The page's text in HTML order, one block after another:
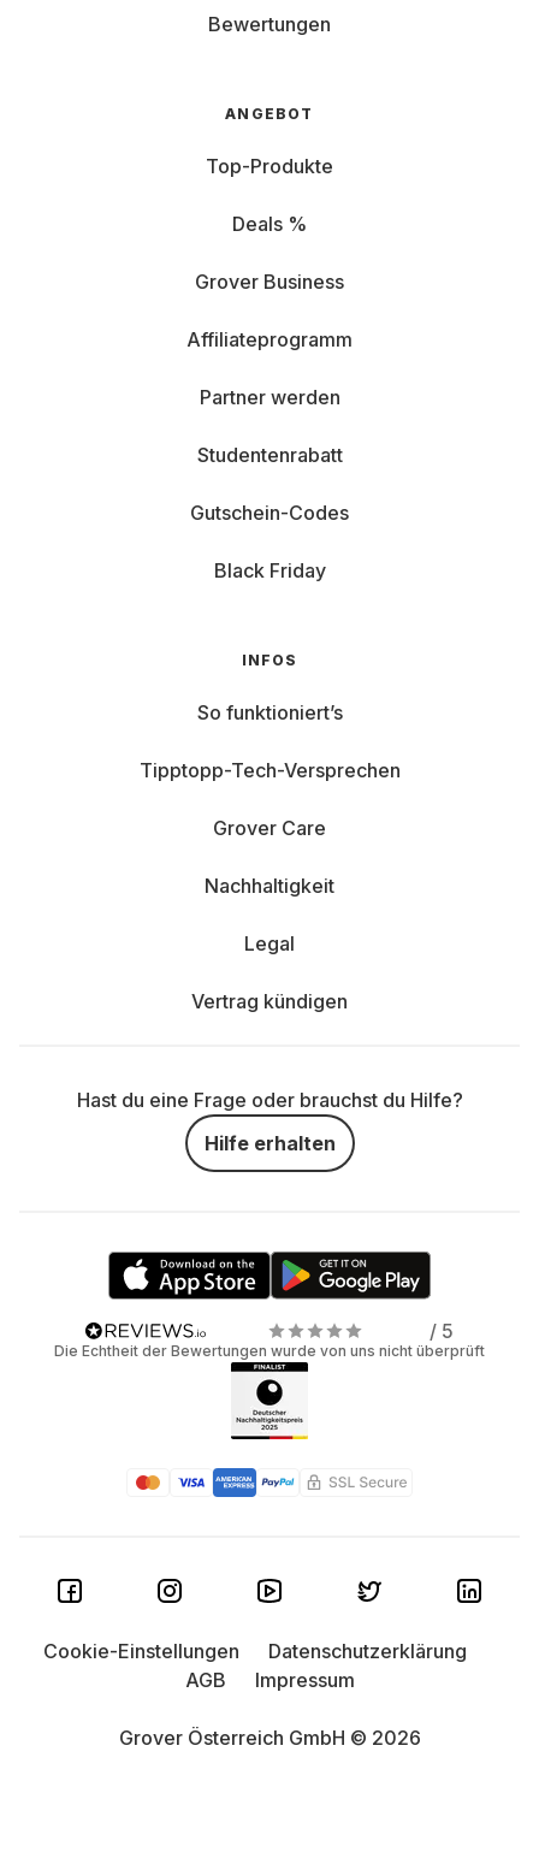
Bewertungen
ANGEBOT
Top-Produkte
Deals %
Grover Business
Affiliateprogramm
Partner werden
Studentenrabatt
Gutschein-Codes
Black Friday
INFOS
So funktioniert’s
Tipptopp-Tech-Versprechen
Grover Care
Nachhaltigkeit
Legal
Vertrag kündigen
Hast du eine Frage oder brauchst du Hilfe?
Hilfe erhalten
/ 5
Die Echtheit der Bewertungen wurde von uns nicht überprüft
Grover Österreich GmbH © 2026
Cookie-Einstellungen
Datenschutzerklärung
AGB
Impressum